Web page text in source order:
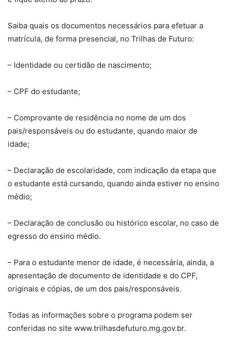
Saiba quais os documentos necessários para efetuar a
matrícula, de forma presencial, no Trilhas de Futuro:
– Identidade ou certidão de nascimento;
– CPF do estudante;
– Comprovante de residência no nome de um dos
pais/responsáveis ou do estudante, quando maior de
idade;
– Declaração de escolaridade, com indicação da etapa que
o estudante está cursando, quando ainda estiver no ensino
médio;
– Declaração de conclusão ou histórico escolar, no caso de
egresso do ensino médio.
– Para o estudante menor de idade, é necessária, ainda, a
apresentação de documento de identidade e do CPF,
originais e cópias, de um dos pais/responsáveis.
Todas as informações sobre o programa podem ser
conferidas no site www.trilhasdefuturo.mg.gov.br.